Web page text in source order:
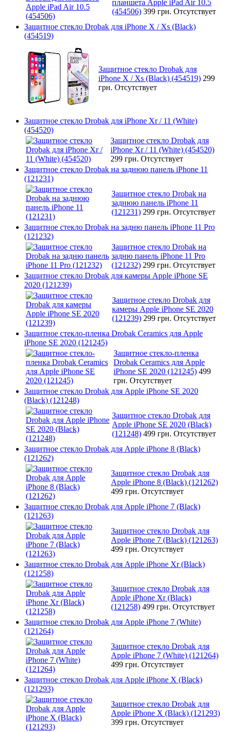
планшета Apple iPad Air 10.5
(454506) 399 грн. Отсутствует
Защитное стекло Drobak для iPhone X / Xs (Black)
(454519)
Защитное стекло Drobak для
iPhone X / Xs (Black) (454519) 299
грн. Отсутствует
Защитное стекло Drobak для iPhone Xr / 11 (White)
(454520)
Защитное стекло Drobak для
iPhone Xr / 11 (White) (454520)
299 грн. Отсутствует
Защитное стекло Drobak на заднюю панель iPhone 11
(121231)
Защитное стекло Drobak на
заднюю панель iPhone 11
(121231) 299 грн. Отсутствует
Защитное стекло Drobak на задню панель iPhone 11 Pro
(121232)
Защитное стекло Drobak на
задню панель iPhone 11 Pro
(121232) 299 грн. Отсутствует
Защитное стекло Drobak для камеры Apple iPhone SE
2020 (121239)
Защитное стекло Drobak для
камеры Apple iPhone SE 2020
(121239) 299 грн. Отсутствует
Защитное стекло-пленка Drobak Ceramics для Apple
iPhone SE 2020 (121245)
Защитное стекло-пленка
Drobak Ceramics для Apple
iPhone SE 2020 (121245) 499
грн. Отсутствует
Защитное стекло Drobak для Apple iPhone SE 2020
(Black) (121248)
Защитное стекло Drobak для
Apple iPhone SE 2020 (Black)
(121248) 499 грн. Отсутствует
Защитное стекло Drobak для Apple iPhone 8 (Black)
(121262)
Защитное стекло Drobak для
Apple iPhone 8 (Black) (121262)
499 грн. Отсутствует
Защитное стекло Drobak для Apple iPhone 7 (Black)
(121263)
Защитное стекло Drobak для
Apple iPhone 7 (Black) (121263)
499 грн. Отсутствует
Защитное стекло Drobak для Apple iPhone Xr (Black)
(121258)
Защитное стекло Drobak для
Apple iPhone Xr (Black)
(121258) 499 грн. Отсутствует
Защитное стекло Drobak для Apple iPhone 7 (White)
(121264)
Защитное стекло Drobak для
Apple iPhone 7 (White) (121264)
499 грн. Отсутствует
Защитное стекло Drobak для Apple iPhone X (Black)
(121293)
Защитное стекло Drobak для
Apple iPhone X (Black) (121293)
399 грн. Отсутствует